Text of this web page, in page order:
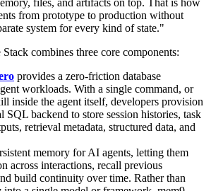
closes that gap. It brings memory, state,
onto a single distributed SQL foundation,
to act reliably lives in one place rather
that were never designed to work
run in production spin up and discard
a day. That starts with the database:
that is ephemeral, concurrent, and stateful
and elastic enough to scale with them. TiDB
Max Liu, Co-founder and CEO of TiDB.
Stack goes a layer further, adding
files, and artifacts on top. That is how
from prototype to production without
system for every kind of state."